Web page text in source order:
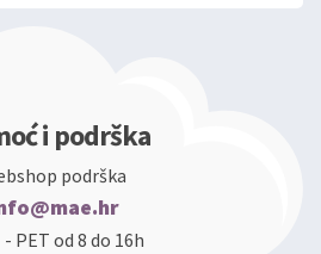
i podrška
podrška
- PET od 8 do 16h